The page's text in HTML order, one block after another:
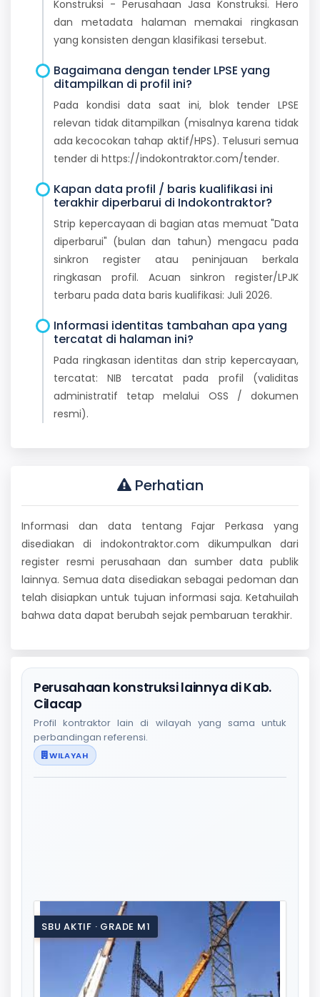
Konstruksi - Perusahaan Jasa Konstruksi. Hero
dan metadata halaman memakai ringkasan
yang konsisten dengan klasifikasi tersebut.
Bagaimana dengan tender LPSE yang
ditampilkan di profil ini?
Pada kondisi data saat ini, blok tender LPSE
relevan tidak ditampilkan (misalnya karena tidak
ada kecocokan tahap aktif/HPS). Telusuri semua
tender di https://indokontraktor.com/tender.
Kapan data profil / baris kualifikasi ini
terakhir diperbarui di Indokontraktor?
Strip kepercayaan di bagian atas memuat "Data
diperbarui" (bulan dan tahun) mengacu pada
sinkron register atau peninjauan berkala
ringkasan profil. Acuan sinkron register/LPJK
terbaru pada data baris kualifikasi: Juli 2026.
Informasi identitas tambahan apa yang
tercatat di halaman ini?
Pada ringkasan identitas dan strip kepercayaan,
tercatat: NIB tercatat pada profil (validitas
administratif tetap melalui OSS / dokumen
resmi).
Perhatian
Informasi dan data tentang Fajar Perkasa yang
disediakan di indokontraktor.com dikumpulkan dari
register resmi perusahaan dan sumber data publik
lainnya. Semua data disediakan sebagai pedoman dan
telah disiapkan untuk tujuan informasi saja. Ketahuilah
bahwa data dapat berubah sejak pembaruan terakhir.
Perusahaan konstruksi lainnya di Kab.
Cilacap
Profil kontraktor lain di wilayah yang sama untuk
perbandingan referensi.
WILAYAH
SBU AKTIF · GRADE M1